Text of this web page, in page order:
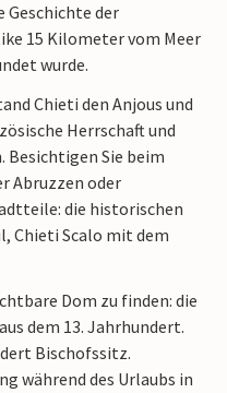
Geschichte der
15 Kilometer vom Meer
wurde.
Chieti den Anjous und
Herrschaft und
Besichtigen Sie beim
Abruzzen oder
die historischen
Chieti Scalo mit dem
Dom zu finden: die
dem 13. Jahrhundert.
Bischofssitz.
während des Urlaubs in